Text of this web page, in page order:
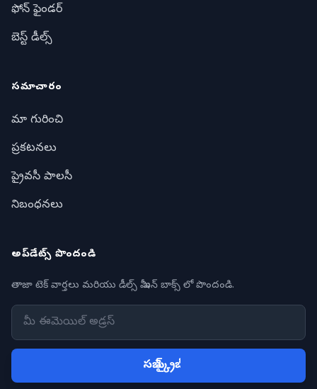
ఫోన్ ఫైండర్
బెస్ట్ డీల్స్
సమాచారం
మా గురించి
ప్రకటనలు
ప్రైవసీ పాలసీ
నిబంధనలు
అప్‌డేట్స్ పొందండి
తాజా టెక్ వార్తలు మరియు డీల్స్ మీ ఇన్ బాక్స్ లో పొందండి.
సబ్ స్క్రైబ్